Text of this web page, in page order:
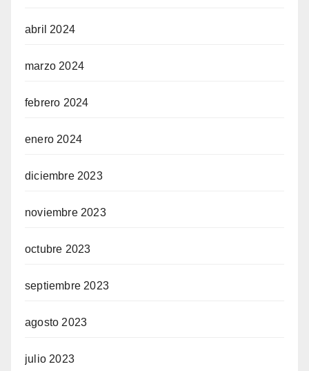
abril 2024
marzo 2024
febrero 2024
enero 2024
diciembre 2023
noviembre 2023
octubre 2023
septiembre 2023
agosto 2023
julio 2023